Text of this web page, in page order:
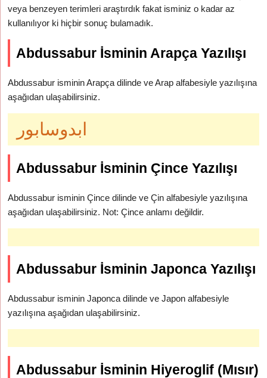
veya benzeyen terimleri araştırdık fakat isminiz o kadar az
kullanılıyor ki hiçbir sonuç bulamadık.
Abdussabur İsminin Arapça Yazılışı
Abdussabur isminin Arapça dilinde ve Arap alfabesiyle yazılışına
aşağıdan ulaşabilirsiniz.
ابدوسابور
Abdussabur İsminin Çince Yazılışı
Abdussabur isminin Çince dilinde ve Çin alfabesiyle yazılışına
aşağıdan ulaşabilirsiniz. Not: Çince anlamı değildir.
Abdussabur İsminin Japonca Yazılışı
Abdussabur isminin Japonca dilinde ve Japon alfabesiyle
yazılışına aşağıdan ulaşabilirsiniz.
Abdussabur İsminin Hiyeroglif (Mısır)